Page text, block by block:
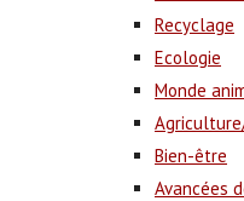
Recyclage
Ecologie
Monde
Bien-être
Avancées